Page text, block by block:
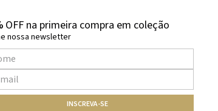
OFF na primeira compra em coleção
nossa newsletter
INSCREVA-SE